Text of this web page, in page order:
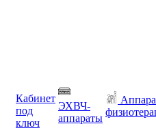
Кабинет
под
ключ
ЭХВЧ-
аппараты